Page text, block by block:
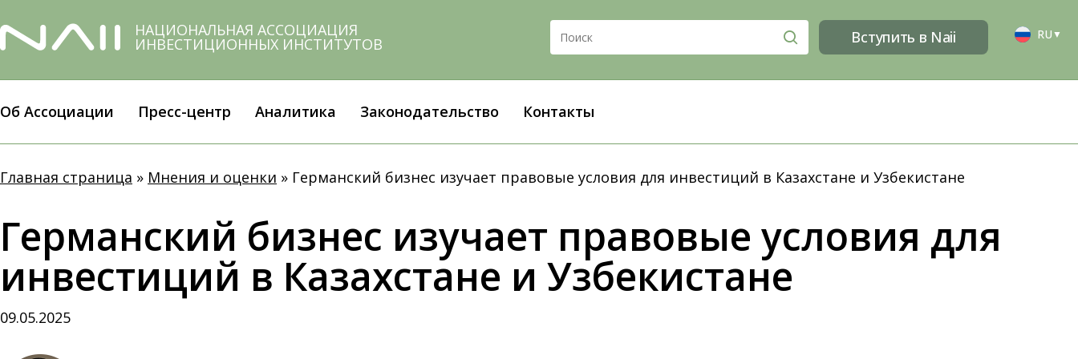
to
main
НАЦИОНАЛЬНАЯ АССОЦИАЦИЯ
ИНВЕСТИЦИОННЫХ ИНСТИТУТОВ Вступить в Naii RU▼
Об Ассоциации Пресс-центр Аналитика Законодательство Контакты
Главная страница » Мнения и оценки » Германский бизнес изучает правовые условия для инвестиций в Казахстане и Узбекистане
Германский бизнес изучает правовые условия для
инвестиций в Казахстане и Узбекистане
09.05.2025